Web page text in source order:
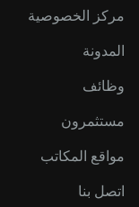
مركز الخصوصية
المدونة
وظائف
مستثمرون
مواقع المكاتب
اتصل بنا